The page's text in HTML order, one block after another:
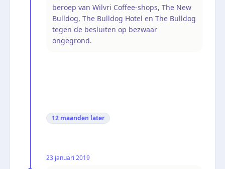
beroep van Wilvri Coffee-shops, The New
Bulldog, The Bulldog Hotel en The Bulldog
tegen de besluiten op bezwaar
ongegrond.
12 maanden later
23 januari 2019